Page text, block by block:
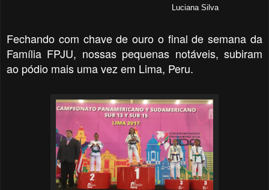
Luciana Silva
Fechando com chave de ouro o final de semana da
Família FPJU, nossas pequenas notáveis, subiram
ao pódio mais uma vez em Lima, Peru.